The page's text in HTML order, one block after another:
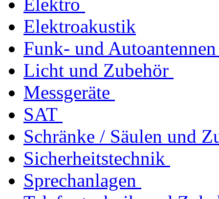
Elektro
Elektroakustik
Funk- und Autoantennen
Licht und Zubehör
Messgeräte
SAT
Schränke / Säulen und
Sicherheitstechnik
Sprechanlagen